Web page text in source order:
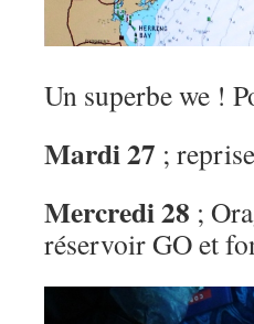
Un superbe we !
Mardi 27 ;
Mercredi 28 ;
réservoir GO et